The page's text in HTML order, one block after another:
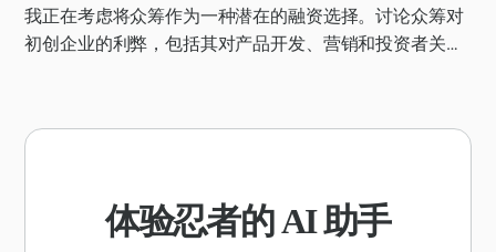
我正在考虑将众筹作为一种潜在的融资选择。讨论众筹对
初创企业的利弊，包括其对产品开发、营销和投资者关系
回复，权衡众筹的优缺点，最后为希望有效利用众筹的初
体验忍者的 AI 助手